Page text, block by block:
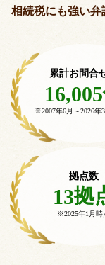
相続税にも強い
累計お問合
16,005
※2007年6月～2026年
拠点数
13拠
※2025年1月時